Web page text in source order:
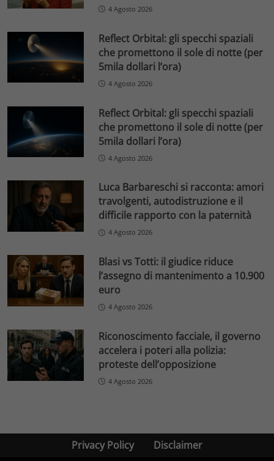
4 Agosto 2026
Reflect Orbital: gli specchi spaziali
che promettono il sole di notte (per
5mila dollari l’ora)
4 Agosto 2026
Reflect Orbital: gli specchi spaziali
che promettono il sole di notte (per
5mila dollari l’ora)
4 Agosto 2026
Luca Barbareschi si racconta: amori
travolgenti, autodistruzione e il
difficile rapporto con la paternità
4 Agosto 2026
Blasi vs Totti: il giudice riduce
l’assegno di mantenimento a 10.900
euro
4 Agosto 2026
Riconoscimento facciale, il governo
accelera i poteri alla polizia:
proteste dell’opposizione
4 Agosto 2026
Privacy Policy Disclaimer